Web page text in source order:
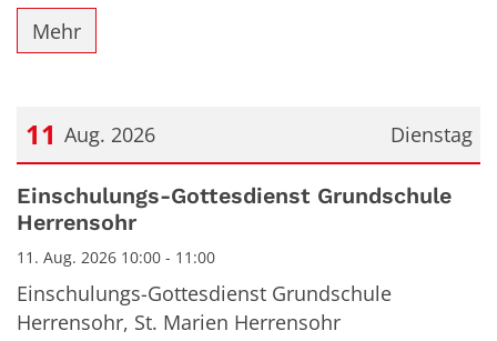
Mehr
Dienstag
11 Aug. 2026
Datum: 11. August 2026
Einschulungs-Gottesdienst Grundschule
Herrensohr
11. Aug. 2026 10:00 - 11:00
Einschulungs-Gottesdienst Grundschule
Herrensohr, St. Marien Herrensohr